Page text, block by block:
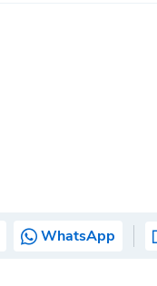
WhatsApp